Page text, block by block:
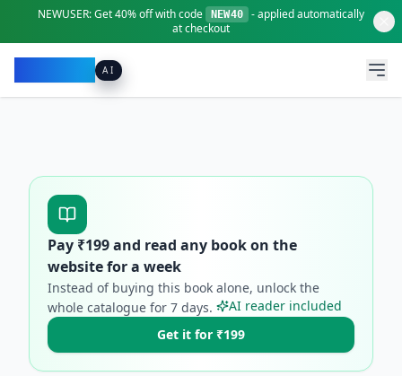
NEWUSER:Get40% offwith code NEW40
- applied automatically
at checkout
AI
Pay ₹199and read any book on the
website for a week
Instead of buying this book alone, unlock the
whole catalogue for 7 days.
AI reader included
Get it for ₹199